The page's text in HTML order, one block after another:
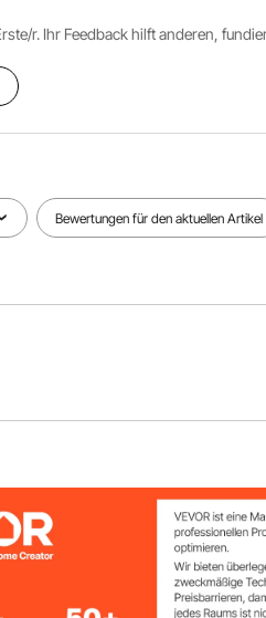
r. Ihr Feedback hilft anderen,
Bewertungen für den aktuellen Artikel
198,42 lbs / 90 kg, 5,51
87,08 lbs / 39,5 kg